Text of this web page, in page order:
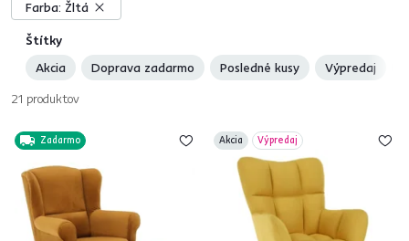
Štítky
Akcia
Doprava zadarmo Posledné kusy Výpredaj
Farba: Žltá
21 produktov
Zadarmo Akcia Výpredaj